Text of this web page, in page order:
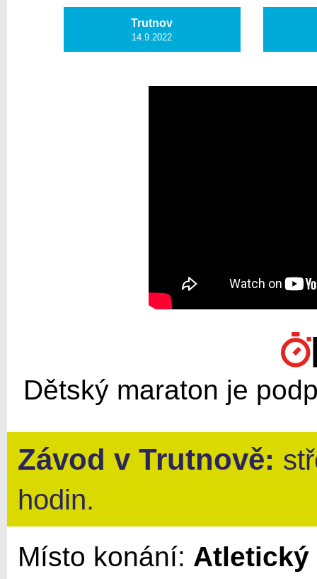
Trutnov
14.9.2022
Dětský maraton je
Závod v Trutnově:
hodin.
Místo konání: Atletický